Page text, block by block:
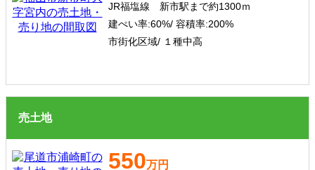
JR福塩線 新市駅まで約1300ｍ
建ぺい率:60%/ 容積率:200%
市街化区域/ １種中高
売土地
550万円